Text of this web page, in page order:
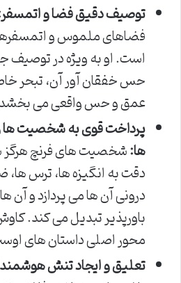
توصیف دقیق فضا و
فضاهای ملموس و
است. او به ویژه در توصیف
حس خفقان آور آن، تبحر
عمق و حس واقعی می
پرداخت قوی به شخصیت ها
ها:شخصیت های فرنچ هرگز
دقت به انگیزه ها، ترس
درونی آن ها می پردازد و آن
باورپذیر تبدیل می کند.
محور اصلی داستان های
تعلیق و ایجاد تنش